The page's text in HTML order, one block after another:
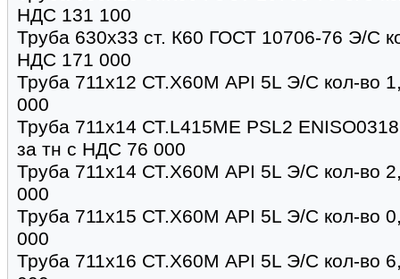
НДС 131 100
Труба 630х33 ст. К60 ГОСТ 10706-76 Э/С
НДС 171 000
Труба 711х12 СТ.Х60М API 5L Э/С кол-во
000
Труба 711х14 СТ.L415МЕ PSL2
за тн с НДС 76 000
Труба 711х14 СТ.Х60М API 5L Э/С кол-во
000
Труба 711х15 СТ.Х60М API 5L Э/С кол-во
000
Труба 711х16 СТ.Х60М API 5L Э/С кол-во